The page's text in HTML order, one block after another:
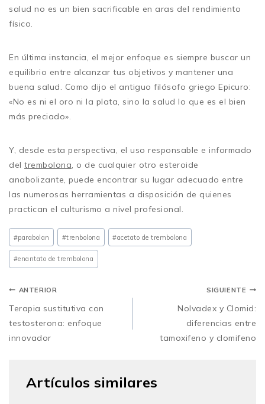
salud no es un bien sacrificable en aras del rendimiento
físico.
En última instancia, el mejor enfoque es siempre buscar un
equilibrio entre alcanzar tus objetivos y mantener una
buena salud. Como dijo el antiguo filósofo griego Epicuro:
«No es ni el oro ni la plata, sino la salud lo que es el bien
más preciado».
Y, desde esta perspectiva, el uso responsable e informado
del trembolona , o de cualquier otro esteroide
anabolizante, puede encontrar su lugar adecuado entre
las numerosas herramientas a disposición de quienes
practican el culturismo a nivel profesional.
#parabolan #trenbolona #acetato de trembolona
#enantato de trembolona
ANTERIOR
Terapia sustitutiva con
testosterona: enfoque
innovador
SIGUIENTE
Nolvadex y Clomid:
diferencias entre
tamoxifeno y clomifeno
Artículos similares